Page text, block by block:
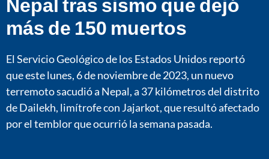
más de 150 muertos
El Servicio Geológico de los Estados Unidos reportó
que este lunes, 6 de noviembre de 2023, un nuevo
terremoto sacudió a Nepal, a 37 kilómetros del distrito
de Dailekh, limítrofe con Jajarkot, que resultó afectado
por el temblor que ocurrió la semana pasada.